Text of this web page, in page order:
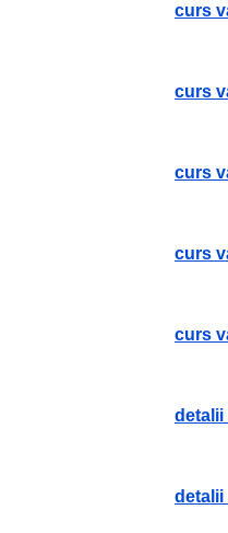
curs
curs
curs
curs
curs
detalii
detalii